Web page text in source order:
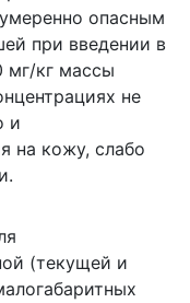
опасным
при введении в
мг/кг массы
не
и
на кожу, слабо
(текущей и